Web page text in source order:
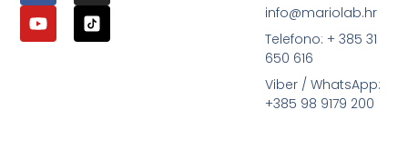
info@mariolab.hr
Telefono: + 385 31
650 616
Viber / WhatsApp:
+385 98 9179 200